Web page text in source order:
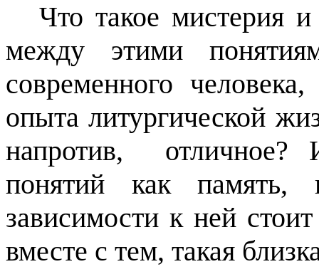
Что такое мистерия
между этими
современного
опыта литургической
напротив,
понятий как память,
зависимости к ней
вместе с тем, такая